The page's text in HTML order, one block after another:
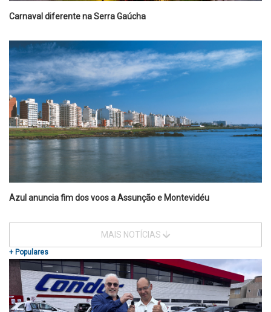
Carnaval diferente na Serra Gaúcha
Azul anuncia fim dos voos a Assunção e Montevidéu
MAIS NOTÍCIAS
+ Populares